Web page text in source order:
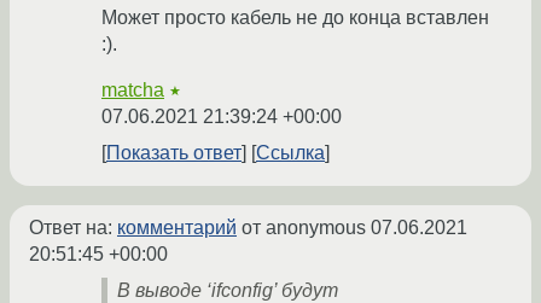
Может просто кабель не до конца вставлен
:).
matcha ★
07.06.2021 21:39:24 +00:00
Показать ответ
Ссылка
Ответ на: комментарий от anonymous 07.06.2021
20:51:45 +00:00
В выводе ‘ifconfig’ будут